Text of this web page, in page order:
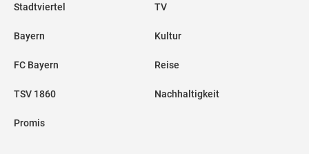
Stadtviertel
Bayern
FC Bayern
TSV 1860
Promis
TV
Kultur
Reise
Nachhaltigkeit